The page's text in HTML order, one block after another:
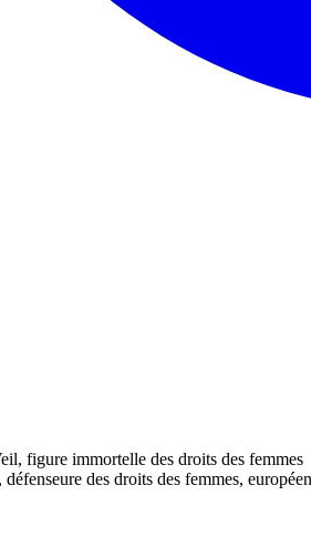
défenseure des droits des femmes,